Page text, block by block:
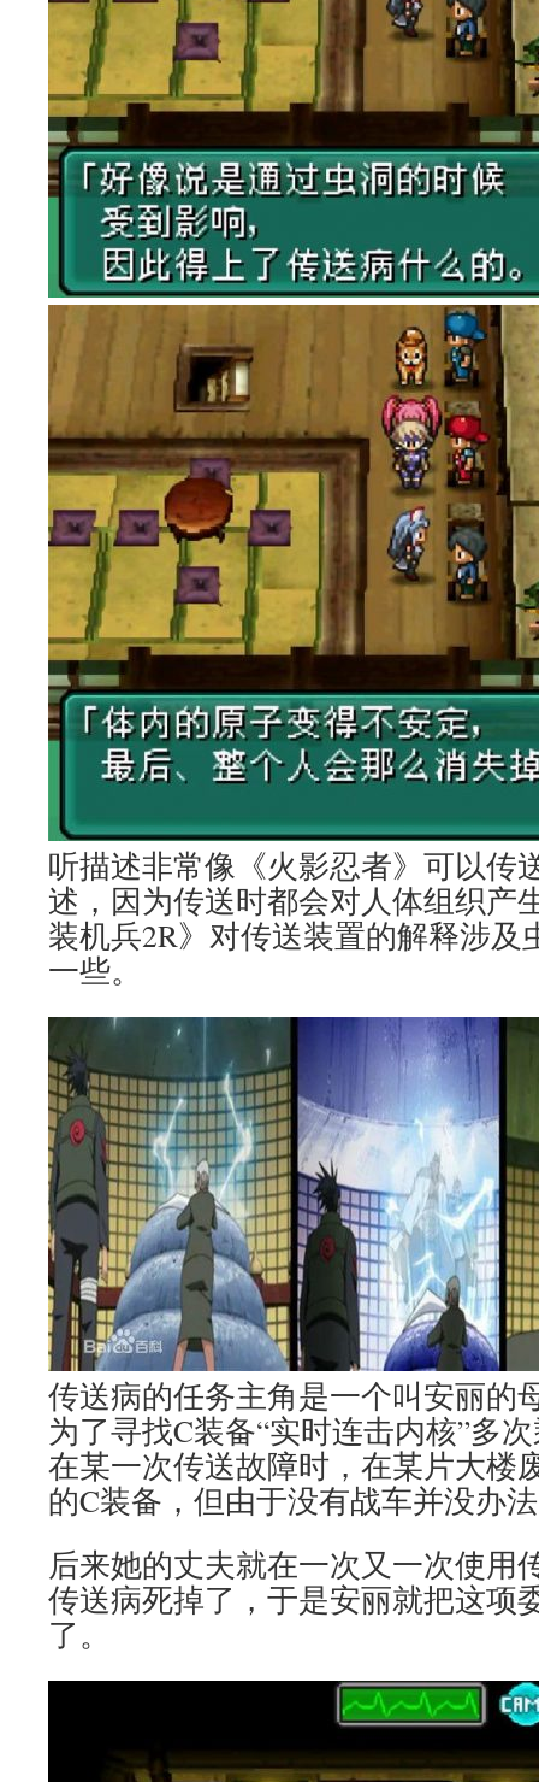
听描述非常像《火影忍者》可以传
述，因为传送时都会对人体组织产
装机兵2R》对传送装置的解释涉及
一些。
传送病的任务主角是一个叫安丽的
为了寻找C装备“实时连击内核”多
在某一次传送故障时，在某片大楼
的C装备，但由于没有战车并没办
后来她的丈夫就在一次又一次使用
传送病死掉了，于是安丽就把这项
了。